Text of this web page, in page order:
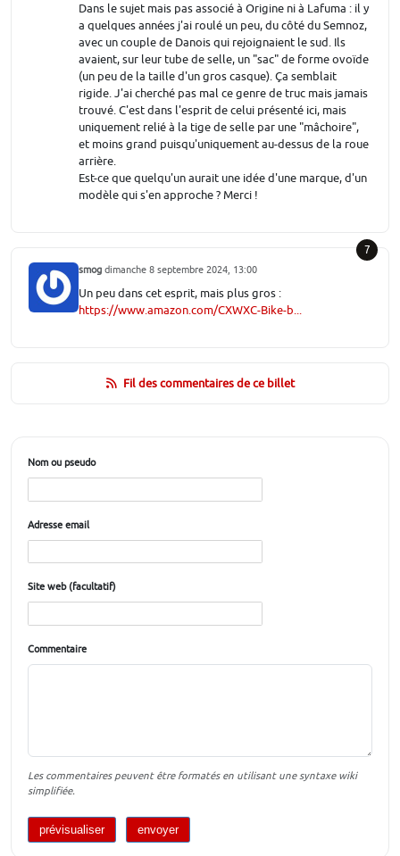
Dans le sujet mais pas associé à Origine ni à Lafuma : il y
a quelques années j'ai roulé un peu, du côté du Semnoz,
avec un couple de Danois qui rejoignaient le sud. Ils
avaient, sur leur tube de selle, un "sac" de forme ovoïde
(un peu de la taille d'un gros casque). Ça semblait
rigide. J'ai cherché pas mal ce genre de truc mais jamais
trouvé. C'est dans l'esprit de celui présenté ici, mais
uniquement relié à la tige de selle par une "mâchoire",
et moins grand puisqu'uniquement au-dessus de la roue
arrière.
Est-ce que quelqu'un aurait une idée d'une marque, d'un
modèle qui s'en approche ? Merci !
7
smog dimanche 8 septembre 2024, 13:00
Un peu dans cet esprit, mais plus gros :
https://www.amazon.com/CXWXC-Bike-b...
Fil des commentaires de ce billet
Nom ou pseudo
Adresse email
Site web (facultatif)
Commentaire
Les commentaires peuvent être formatés en utilisant une syntaxe wiki
simplifiée.